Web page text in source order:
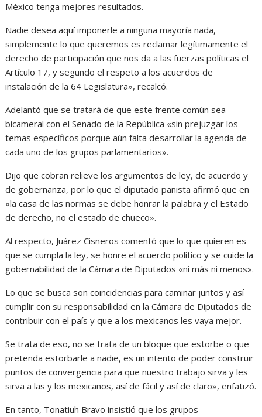
México tenga mejores resultados.
Nadie desea aquí imponerle a ninguna mayoría nada,
simplemente lo que queremos es reclamar legítimamente el
derecho de participación que nos da a las fuerzas políticas el
Artículo 17, y segundo el respeto a los acuerdos de
instalación de la 64 Legislatura», recalcó.
Adelantó que se tratará de que este frente común sea
bicameral con el Senado de la República «sin prejuzgar los
temas específicos porque aún falta desarrollar la agenda de
cada uno de los grupos parlamentarios».
Dijo que cobran relieve los argumentos de ley, de acuerdo y
de gobernanza, por lo que el diputado panista afirmó que en
«la casa de las normas se debe honrar la palabra y el Estado
de derecho, no el estado de chueco».
Al respecto, Juárez Cisneros comentó que lo que quieren es
que se cumpla la ley, se honre el acuerdo político y se cuide la
gobernabilidad de la Cámara de Diputados «ni más ni menos».
Lo que se busca son coincidencias para caminar juntos y así
cumplir con su responsabilidad en la Cámara de Diputados de
contribuir con el país y que a los mexicanos les vaya mejor.
Se trata de eso, no se trata de un bloque que estorbe o que
pretenda estorbarle a nadie, es un intento de poder construir
puntos de convergencia para que nuestro trabajo sirva y les
sirva a las y los mexicanos, así de fácil y así de claro», enfatizó.
En tanto, Tonatiuh Bravo insistió que los grupos